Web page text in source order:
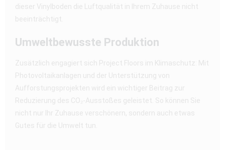
dieser Vinylboden die Luftqualität in Ihrem Zuhause nicht
beeinträchtigt.
Umweltbewusste Produktion
Zusätzlich engagiert sich Project Floors im Klimaschutz: Mit
Photovoltaikanlagen und der Unterstützung von
Aufforstungsprojekten wird ein wichtiger Beitrag zur
Reduzierung des CO₂-Ausstoßes geleistet. So können Sie
nicht nur Ihr Zuhause verschönern, sondern auch etwas
Gutes für die Umwelt tun.